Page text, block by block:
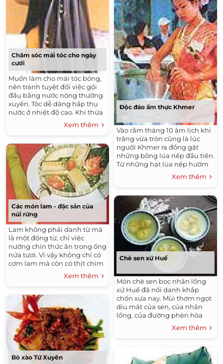
Chăm sóc mái tóc cho ngày
cưới
Muốn làm cho mái tóc bóng,
nên tránh tuyệt đối việc gội
đầu bằng nước nóng thường
xuyên. Tóc dễ dàng hấp thụ
nước ở nhiệt độ cao. Khi thừa
độ ẩm, sợi tóc sẽ nở căng ra và
làm vỡ lớp biểu bì bên ngoài.
Xem thêm
Các món lam - đặc sản của
núi rừng
Lam không phải danh từ mà
là một động từ, chỉ việc
nướng chín thức ăn trong ống
nứa tươi. Vì vậy không chỉ có
cơm lam mà còn có thịt chim
lam, cá lam, bầu bí lam... Cái
ngon của các món là giữ được
hầu như trọn vẹn hương vị tự
nhiên của các món ăn.
Xem thêm
Bò xào Tứ Xuyên
Độc đáo ẩm thực Khmer
Vào rằm tháng 10 âm lịch khi
trăng vừa tròn cũng là lúc
người Khmer ra đồng gặt
những bông lúa nếp đầu tiên.
Từ những hạt lúa nếp hườm
hườm chín, vẫn còn thoảng
hơi sữa, đem rang nóng rồi
giã dẹp trong lòng cối vuông
tròn. Hương nếp mới quện
trong nhịp chày, tỏa ra ngào
ngạt như hứa hẹn một mùa
bội thu.
Xem thêm
Chè sen xứ Huế
Món chè sen bọc nhãn lồng
xứ Huế đã nổi danh khắp
chốn xưa nay. Mùi thơm ngọt
dịu mát của sen, của nhãn
lồng, của đường phèn hòa
chung nước mát đã hòa lẫn,
thăng hoa để làm nên một
cốc chè đầy sức hấp dẫn.
Xem thêm